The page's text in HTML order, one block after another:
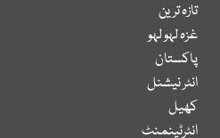
تازہ ترین
غزہ لہو لہو
پاکستان
انٹر نیشنل
کھیل
انٹرٹینمنٹ